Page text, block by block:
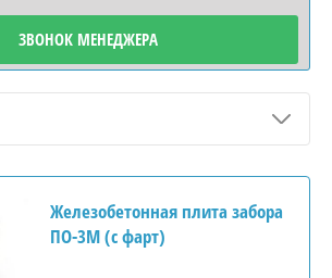
ЗВОНОК МЕНЕДЖЕРА
Железобетонная плита забора
ПО-3М (с фарт)